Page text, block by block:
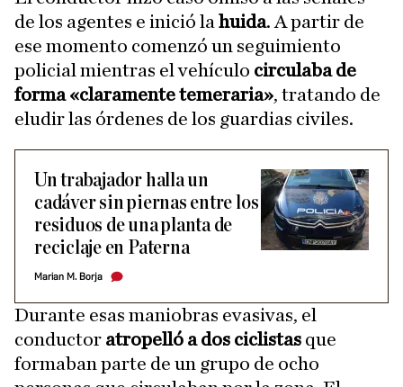
de los agentes e inició la huida. A partir de
ese momento comenzó un seguimiento
policial mientras el vehículo circulaba de
forma «claramente temeraria», tratando de
eludir las órdenes de los guardias civiles.
Un trabajador halla un
cadáver sin piernas entre los
residuos de una planta de
reciclaje en Paterna
Marian M. Borja
Durante esas maniobras evasivas, el
conductor atropelló a dos ciclistas que
formaban parte de un grupo de ocho